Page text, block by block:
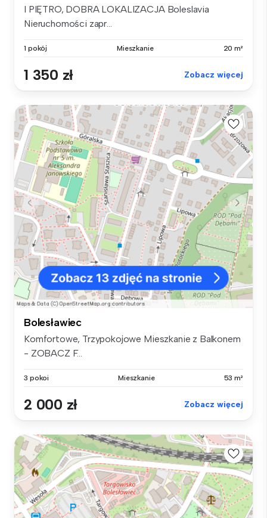
I PIĘTRO, DOBRA LOKALIZACJA Boleslavia
Nieruchomości zapr...
1 pokój Mieszkanie 20 m²
1 350 zł Zobacz więcej
Bolesławiec
Komfortowe, Trzypokojowe Mieszkanie z Balkonem
- ZOBACZ F...
3 pokoi Mieszkanie 53 m²
2 000 zł Zobacz więcej